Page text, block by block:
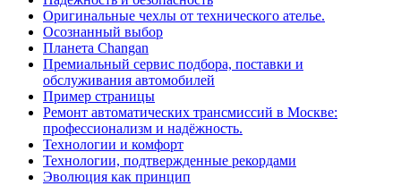
Оригинальные чехлы от технического ателье.
Осознанный выбор
Планета Changan
Премиальный сервис подбора, поставки и
обслуживания автомобилей
Пример страницы
Ремонт автоматических трансмиссий в Москве:
профессионализм и надёжность.
Технологии и комфорт
Технологии, подтвержденные рекордами
Эволюция как принцип